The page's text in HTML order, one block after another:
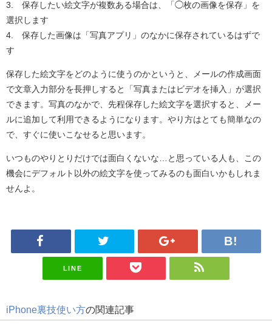
3. 保存したい絵文字が複数ある場合は、「◯枚の画像を保存」を
選択します
4. 保存した画像は「写真アプリ」のなかに保存されているはずで
す
保存した絵文字をどのように使うのかというと、メールの作成画面
で文章入力部分を長押しすると「写真またはビデオを挿入」が選択
できます。写真のなかで、先程保存した絵文字を選択すると、メー
ルに追加して利用できるようになります。やり方はとても簡単なの
で、すぐに使いこなせると思います。
いつものやりとりだけでは面白くないな…と思っている人も、この
機会にデフォルト以外の絵文字を使ってみるのも面白いかもしれま
せんよ。
LINE
iPhone裏技使い方の関連記事